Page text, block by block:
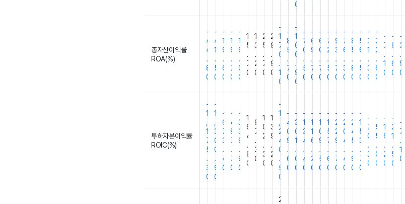
0
총자산이익률
ROA(%)
-
4
4
.
8
0
-
4
1
.
5
0
-
1
9
.
6
0
-
1
9
.
7
0
-
1
9
.
0
0
1
5
.
7
0
1
3
.
2
0
2
5
.
7
0
2
9
.
9
0
-
1
7
0
.
1
0
-
8
5
.
7
0
-
1
0
0
.
9
0
-
7
0
.
5
0
-
6
9
.
7
0
-
6
0
.
7
0
-
7
2
.
5
0
-
9
3
.
7
0
-
7
6
.
3
0
-
8
5
.
8
0
-
5
6
.
5
0
-
3
1
.
3
0
-
2
2
.
6
0
-
7
.
1
0
-
9
.
6
0
-
3
.
5
0
투하자본이익률
ROIC(%)
-
1
1
7
5
.
3
0
-
1
3
0
0
.
9
0
-
6
7
3
.
4
0
-
4
8
7
.
7
0
-
3
3
9
.
8
0
1
6
4
.
9
0
9
7
.
3
0
1
0
2
.
3
0
1
3
9
.
2
0
-
1
2
4
0
.
5
0
-
4
0
9
.
6
0
-
3
0
1
.
0
0
-
1
3
4
.
4
0
-
1
1
6
.
2
0
-
1
0
9
.
5
0
-
1
5
7
.
6
0
-
2
2
9
.
7
0
-
2
0
4
.
4
0
-
2
4
5
.
9
0
-
1
5
3
.
7
0
-
7
0
.
3
0
-
5
5
.
0
0
-
1
6
.
2
0
-
2
1
.
5
0
-
7
.
1
0
2